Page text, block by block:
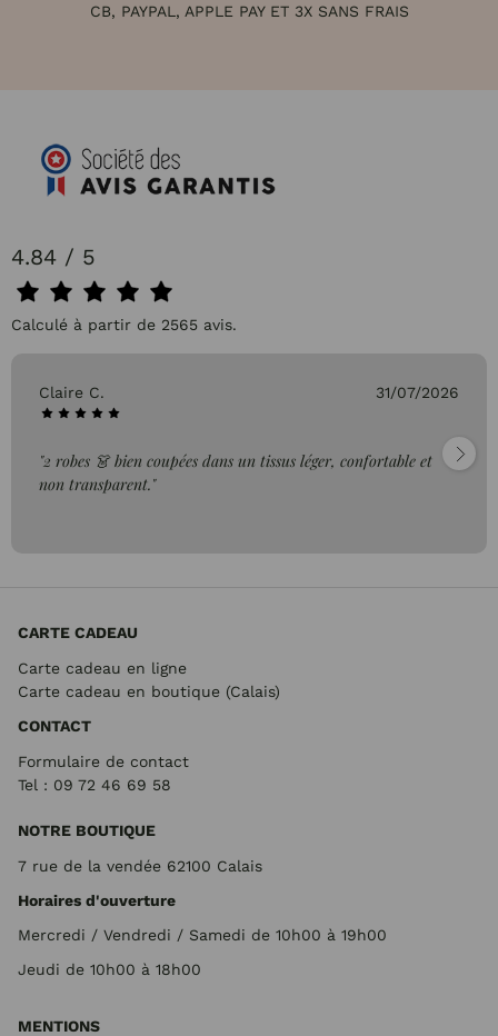
CB, PAYPAL, APPLE PAY ET 3X SANS FRAIS
4.84 / 5
Calculé à partir de 2565 avis.
Claire C. 31/07/2026
"2 robes 👗 bien coupées dans un tissus léger, confortable et
non transparent."
CARTE CADEAU
Carte cadeau en ligne
Carte cadeau en boutique (Calais)
CONTACT
Formulaire de contact
Tel : 09 72 46 69 58
NOTRE BOUTIQUE
7 rue de la vendée 62100 Calais
Horaires d'ouverture
Mercredi / Vendredi / Samedi de 10h00 à 19h00
Jeudi de 10h00 à 18h00
MENTIONS